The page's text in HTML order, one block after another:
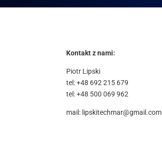
Kontakt z nami:
Piotr Lipski
tel: +48 692 215 679
tel: +48 500 069 962
mail: lipskitechmar@gmail.com